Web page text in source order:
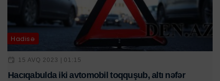
Hadisə
15 AVQ 2023 | 01:15
Hacıqabulda iki avtomobil toqquşub, altı nəfər